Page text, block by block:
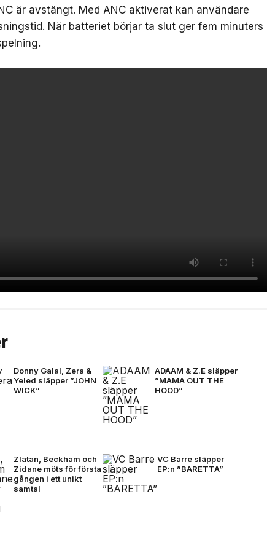
är avstängt. Med ANC aktiverat kan användare
När batteriet börjar ta slut ger fem minuters
Donny Galal, Zera &
Yeled släpper ”JOHN
WICK”
ADAAM & Z.E släpper
”MAMA OUT THE
HOOD”
Zlatan, Beckham och
Zidane möts för första
gången i ett unikt
samtal
VC Barre släpper
EP:n ”BARETTA”